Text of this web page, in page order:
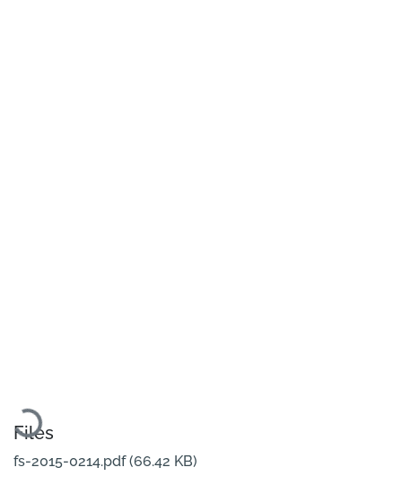
Loading...
Files
fs-2015-0214.pdf(66.42 KB)